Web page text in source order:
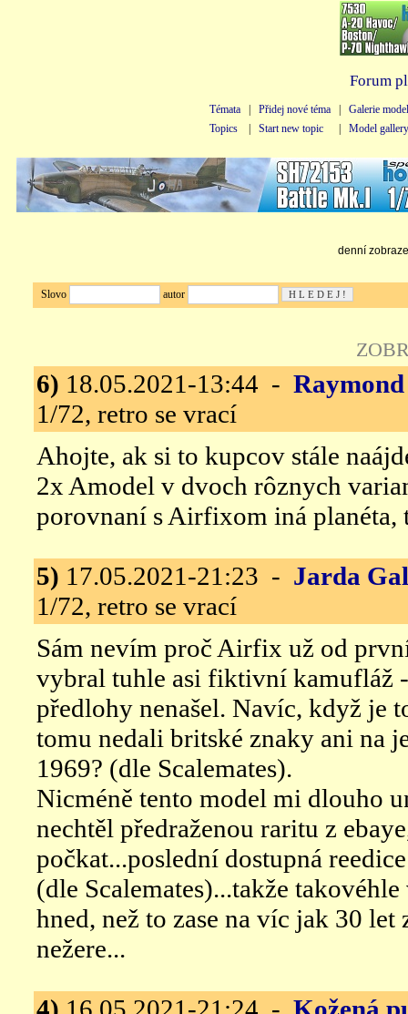
Forum
Témata Přidej nové téma
Galerie
Topics
Start new topic Model gallery
denní
Slovo autor
6) 18.05.2021-13:44 -
1/72, retro se vrací
Ahojte, ak si to kupcov stále
2x Amodel v dvoch rôznych
porovnaní s Airfixom iná planéta,
5) 17.05.2021-21:23 - Jarda
1/72, retro se vrací
Sám nevím proč Airfix už od
vybral tuhle asi fiktivní kamufláž
předlohy nenašel. Navíc, když je
tomu nedali britské znaky ani na
1969? (dle Scalemates).
Nicméně tento model mi dlouho
nechtěl předraženou raritu z
počkat...poslední dostupná
(dle Scalemates)...takže
hned, než to zase na víc jak 30
nežere...